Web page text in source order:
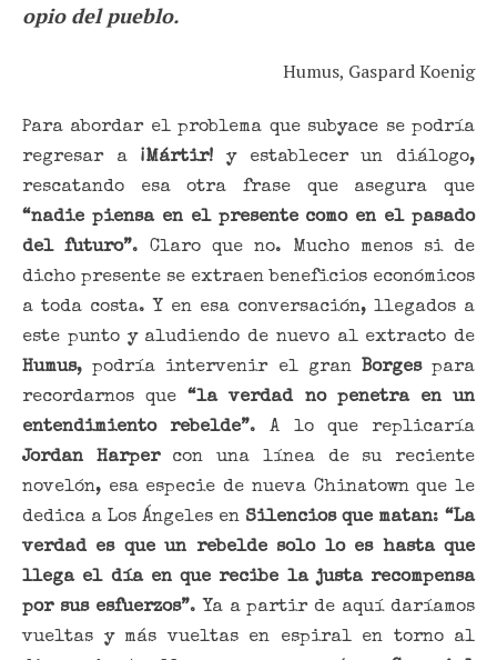
opio del pueblo.
Humus, Gaspard Koenig
Para abordar el problema que subyace se podría
regresar a ¡Mártir! y establecer un diálogo,
rescatando esa otra frase que asegura que
“nadie piensa en el presente como en el pasado
del futuro”. Claro que no. Mucho menos si de
dicho presente se extraen beneficios económicos
a toda costa. Y en esa conversación, llegados a
este punto y aludiendo de nuevo al extracto de
Humus, podría intervenir el gran Borgespara
recordarnos que“la verdad no penetra en un
entendimiento rebelde”. A lo que replicaría
Jordan Harpercon una línea de su reciente
novelón, esa especie de nueva Chinatown que le
dedica a Los Ángeles en Silencios que matan: “La
verdad es que un rebelde solo lo es hasta que
llega el día en que recibe la justa recompensa
por sus esfuerzos”. Ya a partir de aquí daríamos
vueltas y más vueltas en espiral en torno al